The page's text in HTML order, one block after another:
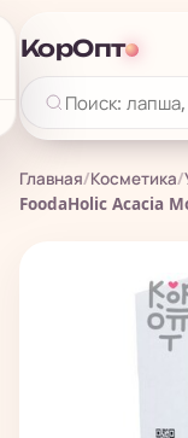
КорОпт
Главная/Косметика/
FoodaHolic Acacia